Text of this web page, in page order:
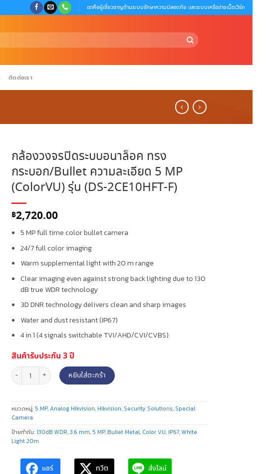
เราคือผู้เชี่ยวชาญด้านระบบรักษาความปลอดภัย และระบบเครือข่ายเน็ตเวิร์ก
ติดต่อเรา
กล้องวงจรปิดระบบอนาล็อค ทรง
กระบอก/Bullet ความละเอียด 5 MP
(ColorVU) รุ่น (DS-2CE10HFT-F)
฿2,720.00
5 MP full time color bullet camera
24/7 full color imaging
Warm supplemental light with 20 m range
Clear imaging even against strong back lighting due to 130
dB true WDR technology
3D DNR technology delivers clean and sharp images
Water and dust resistant (IP67)
4 in 1 (4 signals switchable TVI/AHD/CVI/CVBS)
สินค้ารับประกัน 3 ปี
จำนวน กล้องวงจรปิดระบบอนาล็อค ทรงกระบอก/Bullet ความละเอียด 5 MP (ColorVU) รุ่น (DS-
หยิบใส่ตะกร้า
หมวดหมู่: 5 MP,Analog Hikvision, Hikvision, Security Solutions, Special
Camera
ป้ายกำกับ:130dB WDR,3.6 mm, 5 MP, Bullet Metal, Color VU, IP67,White
Light 20m
แชร์ ทวีต ส่งไลน์